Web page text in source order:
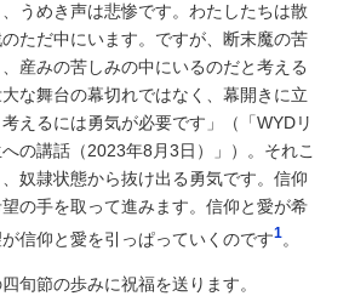
うめき声は悲惨です。わたしたちは散
ただ中にいます。ですが、断末魔の苦
産みの苦しみの中にいるのだと考える
な舞台の幕切れではなく、幕開きに立
えるには勇気が必要です」（「WYDリ
の講話（2023年8月3日）」）。それこ
奴隷状態から抜け出る勇気です。信仰
の手を取って進みます。信仰と愛が希
信仰と愛を引っぱっていくのです1 。
旬節の歩みに祝福を送ります。